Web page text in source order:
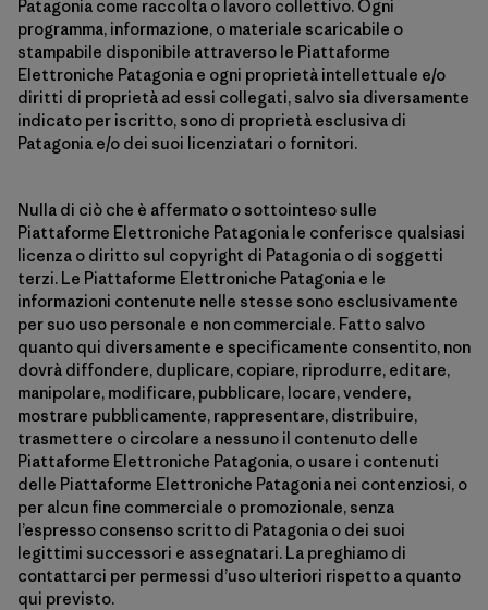
Patagonia come raccolta o lavoro collettivo. Ogni
programma, informazione, o materiale scaricabile o
stampabile disponibile attraverso le Piattaforme
Elettroniche Patagonia e ogni proprietà intellettuale e/o
diritti di proprietà ad essi collegati, salvo sia diversamente
indicato per iscritto, sono di proprietà esclusiva di
Patagonia e/o dei suoi licenziatari o fornitori.
Nulla di ciò che è affermato o sottointeso sulle
Piattaforme Elettroniche Patagonia le conferisce qualsiasi
licenza o diritto sul copyright di Patagonia o di soggetti
terzi. Le Piattaforme Elettroniche Patagonia e le
informazioni contenute nelle stesse sono esclusivamente
per suo uso personale e non commerciale. Fatto salvo
quanto qui diversamente e specificamente consentito, non
dovrà diffondere, duplicare, copiare, riprodurre, editare,
manipolare, modificare, pubblicare, locare, vendere,
mostrare pubblicamente, rappresentare, distribuire,
trasmettere o circolare a nessuno il contenuto delle
Piattaforme Elettroniche Patagonia, o usare i contenuti
delle Piattaforme Elettroniche Patagonia nei contenziosi, o
per alcun fine commerciale o promozionale, senza
l’espresso consenso scritto di Patagonia o dei suoi
legittimi successori e assegnatari. La preghiamo di
contattarci per permessi d’uso ulteriori rispetto a quanto
qui previsto.